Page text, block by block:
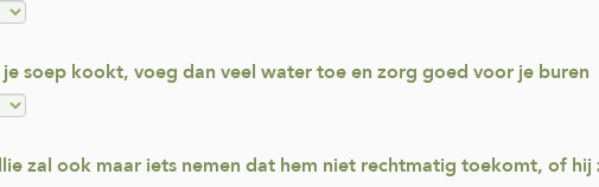
soep kookt, voeg dan veel water toe en zorg goed voor je buren
zal ook maar iets nemen dat hem niet rechtmatig toekomt, of